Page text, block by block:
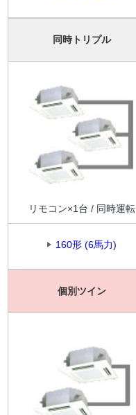
同時トリプル
リモコン×1台 / 同時運転
160形 (6馬力)
個別ツイン